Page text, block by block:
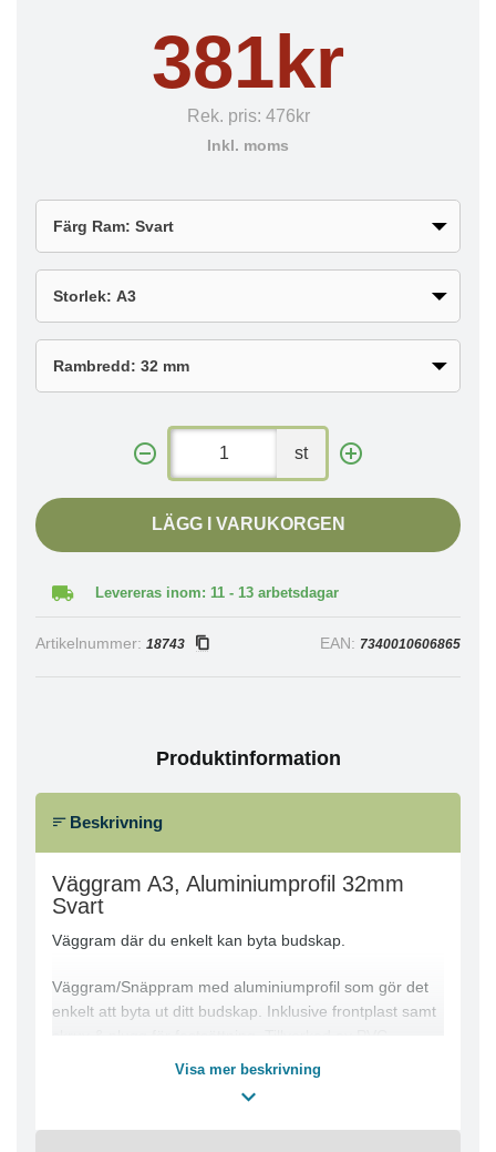
381kr
Rek. pris: 476kr
Inkl. moms
st
LÄGG I VARUKORGEN
Levereras inom: 11 - 13 arbetsdagar
Artikelnummer: 18743 EAN: 7340010606865
Produktinformation
Beskrivning
Väggram A3, Aluminiumprofil 32mm
Svart
Väggram där du enkelt kan byta budskap.
Väggram/Snäppram med aluminiumprofil som gör det
enkelt att byta ut ditt budskap. Inklusive frontplast samt
skruv & plugg för fastsättning. Tillverkad av PVC.
Färg ram: Svart
Visa mer beskrivning